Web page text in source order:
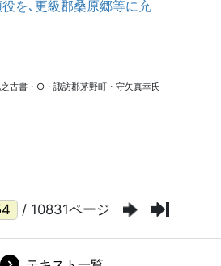
/ 10831ページ